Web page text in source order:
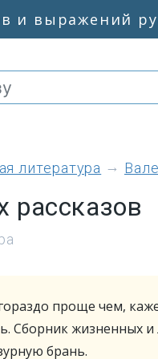
и выражений
литература
рассказов
проще чем,
Сборник жизненных и
брань.